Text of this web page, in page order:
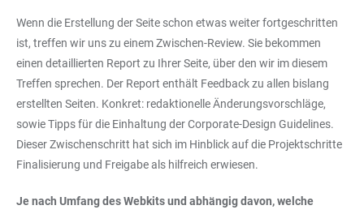
Wenn die Erstellung der Seite schon etwas weiter fortgeschritten
ist, treffen wir uns zu einem Zwischen-Review. Sie bekommen
einen detaillierten Report zu Ihrer Seite, über den wir im diesem
Treffen sprechen. Der Report enthält Feedback zu allen bislang
erstellten Seiten. Konkret: redaktionelle Änderungsvorschläge,
sowie Tipps für die Einhaltung der Corporate-Design Guidelines.
Dieser Zwischenschritt hat sich im Hinblick auf die Projektschritte
Finalisierung und Freigabe als hilfreich erwiesen.
Je nach Umfang des Webkits und abhängig davon, welche